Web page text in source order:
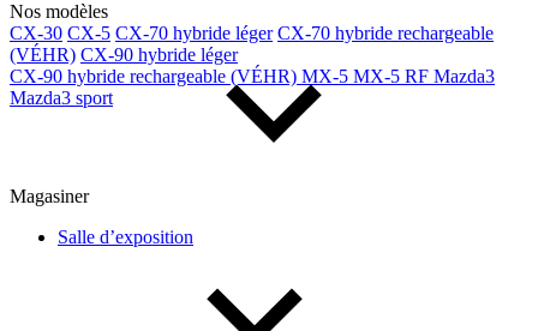
Nos modèles
CX-30 CX-5 CX-70 hybride léger CX-70 hybride rechargeable
(VÉHR) CX-90 hybride léger
CX-90 hybride rechargeable (VÉHR) MX-5 MX-5 RF Mazda3
Mazda3 sport
Magasiner
Salle d’exposition